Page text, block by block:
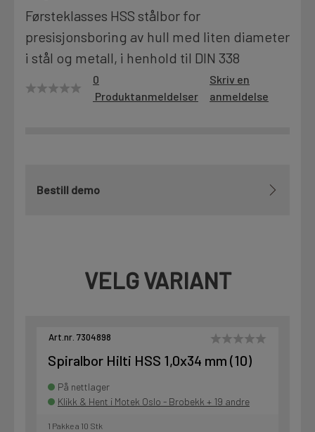
Motek
Kampanjer
Kvalitetsprodukter til ekstra gode priser
Siste nytt om dine favorittprodukter
Førsteklasses HSS stålbor for
presisjonsboring av hull med liten diameter
i stål og metall, i henhold til DIN 338
0
Produktanmeldelser
Skriv en
anmeldelse
Bestill demo
VELG VARIANT
Art.nr. 7304898
Spiralbor Hilti HSS 1,0x34 mm (10)
På nettlager
Klikk & Hent i Motek Oslo - Brobekk + 19 andre
1 Pakke a 10 Stk